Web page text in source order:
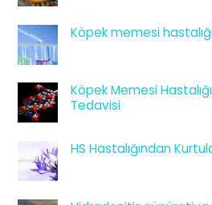
Köpek memesi
Köpek Memesi
Tedavisi
HS Hastalığından